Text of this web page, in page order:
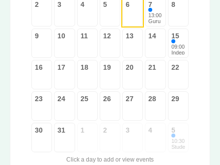
2 3 4 5 6 7
13:00
Guru
as
Litera
8
9 10 11 12 13 14 15
09:00
Indep
nce
Day
h
16 17 18 19 20 21 22
23 24 25 26 27 28 29
30 31 1 2 3 4 5
10:30
Stude
Click a day to add or view events